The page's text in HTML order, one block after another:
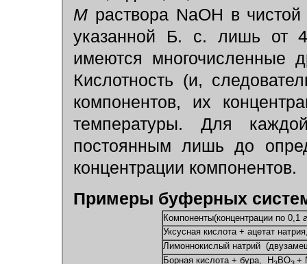
М раствора NaOH в
указанной Б. с. лишь от
имеются многочисленные
Кислотность (и,
компонентов, их
температуры. Для
постоянным лишь до
концентрации компонентов.
Примеры буферных
Компоненты(концентрации по 0,1
Уксусная кислота + ацетат
Лимоннокислый натрий
Борная кислота + бура, Н ВО
+